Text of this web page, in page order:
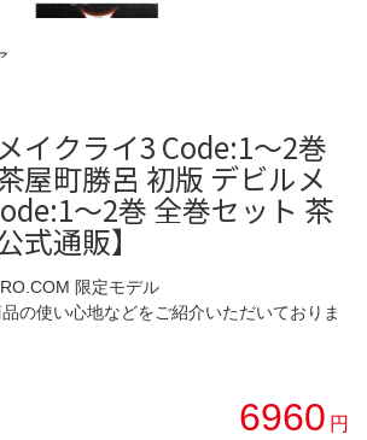
イクライ3 Code:1〜2巻
屋町勝呂 初版 デビルメ
〜2巻 全巻セット 茶
式通販】
限定モデル
の使い心地などをご紹介いただいておりま
6960 円